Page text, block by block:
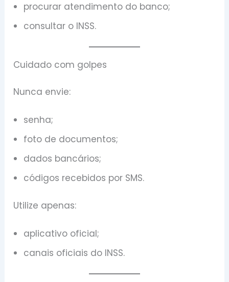
procurar atendimento do banco;
consultar o INSS.
Cuidado com golpes
Nunca envie:
senha;
foto de documentos;
dados bancários;
códigos recebidos por SMS.
Utilize apenas:
aplicativo oficial;
canais oficiais do INSS.